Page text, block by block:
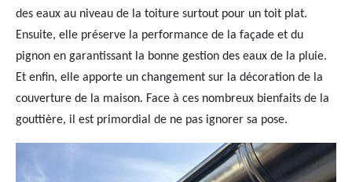
des eaux au niveau de la toiture surtout pour un toit plat.
Ensuite, elle préserve la performance de la façade et du
pignon en garantissant la bonne gestion des eaux de la pluie.
Et enfin, elle apporte un changement sur la décoration de la
couverture de la maison. Face à ces nombreux bienfaits de la
gouttière, il est primordial de ne pas ignorer sa pose.